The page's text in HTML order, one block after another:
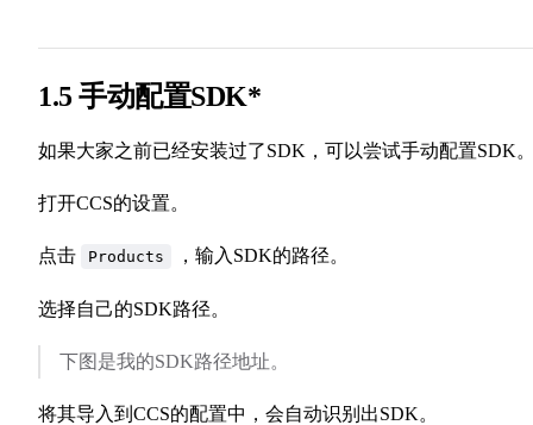
1.5 手动配置SDK*
如果大家之前已经安装过了SDK，可以尝试手动配置SDK
打开CCS的设置。
点击 Products ，输入SDK的路径。
选择自己的SDK路径。
下图是我的SDK路径地址。
将其导入到CCS的配置中，会自动识别出SDK。